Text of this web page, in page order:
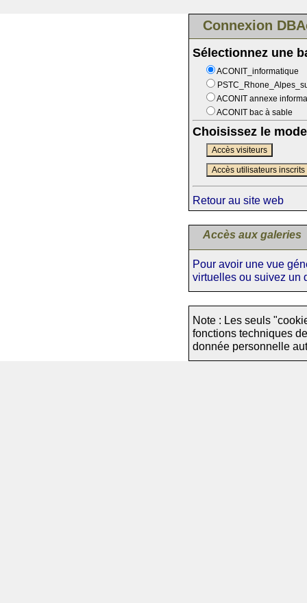
Connexion
Sélectionnez une
ACONIT_informatique
ACONIT annexe
ACONIT bac à sable
Choisissez le
Accès visiteurs
Accès utilisateurs inscrits
Retour au site web
Accès aux galeries
Pour avoir une vue
virtuelles ou suivez un
Note : Les seuls
fonctions techniques
donnée personnelle